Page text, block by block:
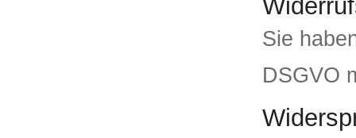
Sie
DSGVO